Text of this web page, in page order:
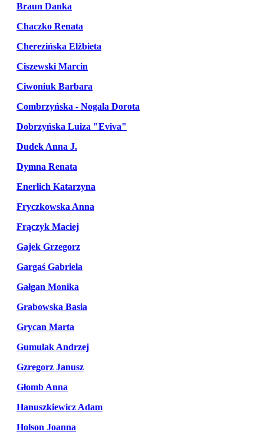
Braun Danka
Chaczko Renata
Cherezińska Elżbieta
Ciszewski Marcin
Ciwoniuk Barbara
Combrzyńska - Nogala Dorota
Dobrzyńska Luiza "Eviva"
Dudek Anna J.
Dymna Renata
Enerlich Katarzyna
Fryczkowska Anna
Frączyk Maciej
Gajek Grzegorz
Gargaś Gabriela
Gałgan Monika
Grabowska Basia
Grycan Marta
Gumulak Andrzej
Gzregorz Janusz
Głomb Anna
Hanuszkiewicz Adam
Holson Joanna